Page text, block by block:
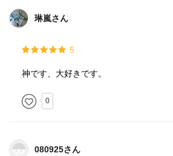
琳嵐さん
5
神です、大好きです。
0
080925さん